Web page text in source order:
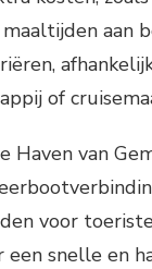
aan
of
Haven van
voor
een snelle en